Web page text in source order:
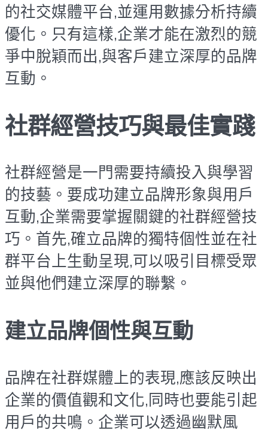
的社交媒體平台,並運用數據分析持續
優化。只有這樣,企業才能在激烈的競
爭中脫穎而出,與客戶建立深厚的品牌
互動。
社群經營技巧與最佳實踐
社群經營是一門需要持續投入與學習
的技藝。要成功建立品牌形象與用戶
互動,企業需要掌握關鍵的社群經營技
巧。首先,確立品牌的獨特個性並在社
群平台上生動呈現,可以吸引目標受眾
並與他們建立深厚的聯繫。
建立品牌個性與互動
品牌在社群媒體上的表現,應該反映出
企業的價值觀和文化,同時也要能引起
用戶的共鳴。企業可以透過幽默風